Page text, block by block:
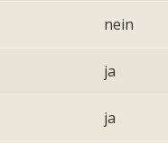
nein
ja
ja